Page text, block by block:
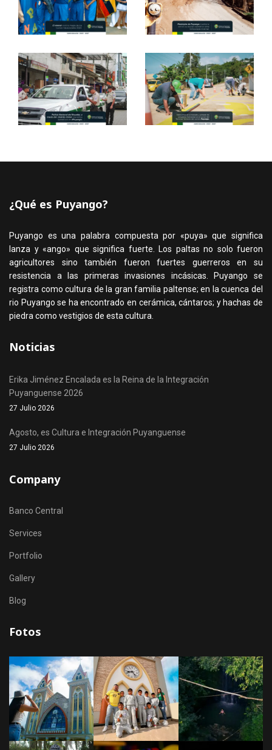
¿Qué es Puyango?
Puyango es una palabra compuesta por «puya» que significa
lanza y «ango» que significa fuerte. Los paltas no solo fueron
agricultores sino también fueron fuertes guerreros en su
resistencia a las primeras invasiones incásicas. Puyango se
registra como cultura de la gran familia paltense; en la cuenca del
rio Puyango se ha encontrado en cerámica, cántaros; y hachas de
piedra como vestigios de esta cultura.
Noticias
Erika Jiménez Encalada es la Reina de la Integración
Puyanguense 2026
27 Julio 2026
Agosto, es Cultura e Integración Puyanguense
27 Julio 2026
Company
Banco Central
Services
Portfolio
Gallery
Blog
Fotos